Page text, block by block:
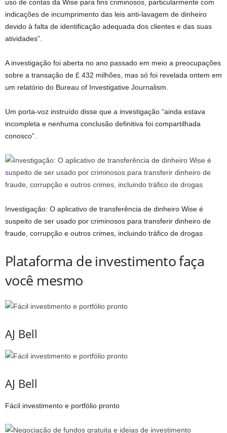
uso de contas da Wise para fins criminosos, particularmente com
indicações de incumprimento das leis anti-lavagem de dinheiro
devido à falta de identificação adequada dos clientes e das suas
atividades”.
A investigação foi aberta no ano passado em meio a preocupações
sobre a transação de £ 432 milhões, mas só foi revelada ontem em
um relatório do Bureau of Investigative Journalism.
Um porta-voz instruído disse que a investigação “ainda estava
incompleta e nenhuma conclusão definitiva foi compartilhada
conosco”.
Investigação: O aplicativo de transferência de dinheiro Wise é
suspeito de ser usado por criminosos para transferir dinheiro de
fraude, corrupção e outros crimes, incluindo tráfico de drogas
Plataforma de investimento faça
você mesmo
AJ Bell
AJ Bell
Fácil investimento e portfólio pronto